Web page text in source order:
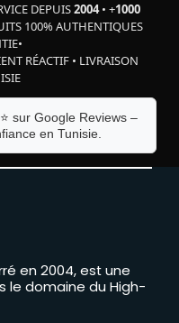
DEPUIS2004• +1000
100% AUTHENTIQUES
•
RÉACTIF • LIVRAISON
sur Google Reviews –
en Tunisie.
en 2004, est une
le domaine du High-